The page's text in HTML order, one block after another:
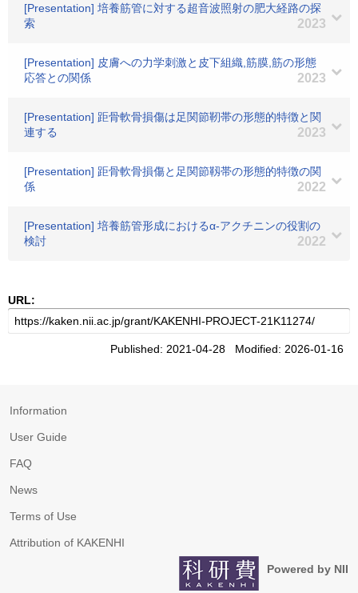
[Presentation] 培養筋管に対する超音波照射の肥大経路の探
索
2023
[Presentation] 皮膚への力学刺激と皮下組織,筋膜,筋の形態
応答との関係
2023
[Presentation] 距骨軟骨損傷は足関節靭帯の形態的特徴と関
連する
2023
[Presentation] 距骨軟骨損傷と足関節靱帯の形態的特徴の関
係
2022
[Presentation] 培養筋管形成におけるα-アクチニンの役割の
検討
2022
URL:
Published: 2021-04-28 Modified: 2026-01-16
Information
User Guide
FAQ
News
Terms of Use
Attribution of KAKENHI
Powered by NII